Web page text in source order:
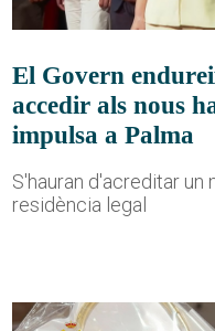
El Govern
accedir als nous
impulsa a Palma
S'hauran d'acreditar un
residència legal